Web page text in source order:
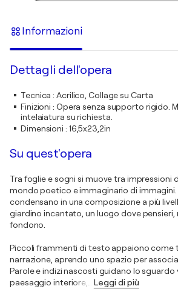
Informazioni
Dettagli dell'opera
Tecnica :Acrilico, Collage su Carta
Finizioni : Opera senza supporto rigido.
intelaiatura su richiesta.
Dimensioni : 16,5x23,2in
Su quest'opera
Tra foglie e sogni si muove tra impressioni
mondo poetico e immaginario di immagini.
condensano in una composizione a più
giardino incantato, un luogo dove pensieri,
fondono.
Piccoli frammenti di testo appaiono come
narrazione, aprendo uno spazio per
Parole e indizi nascosti guidano lo sguardo
paesaggio interiore,
Leggi di più